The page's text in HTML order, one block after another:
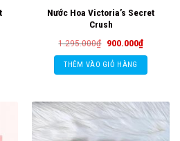
Nước Hoa Victoria’s Secret
Crush
1.295.000₫ Giá
là:
1.295.000₫.
900.000₫Giá
hiện
tại
900.000₫.
THÊM VÀO GIỎ HÀNG